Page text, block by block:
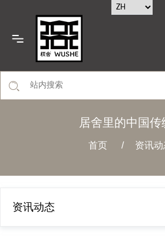
居舍里的中国传
首页 / 资讯动
资讯动态